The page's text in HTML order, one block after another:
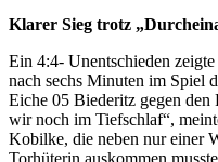
Klarer Sieg trotz
Ein 4:4- Unentschieden
nach sechs Minuten im Spiel
Eiche 05 Biederitz gegen
wir noch im Tiefschlaf“,
Kobilke, die neben nur einer